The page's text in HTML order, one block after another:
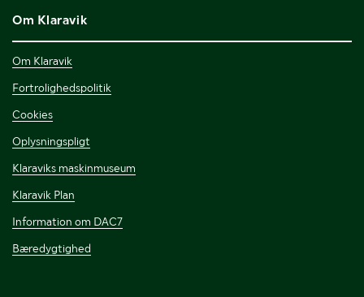
Om Klaravik
Om Klaravik
Fortrolighedspolitik
Cookies
Oplysningspligt
Klaraviks maskinmuseum
Klaravik Plan
Information om DAC7
Bæredygtighed